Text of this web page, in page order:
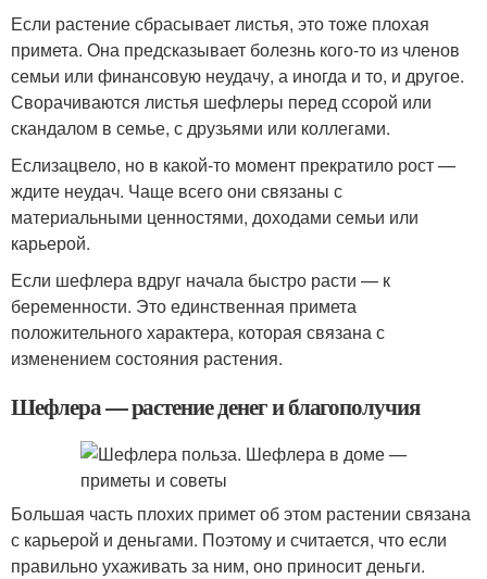
Если растение сбрасывает листья, это тоже плохая
примета. Она предсказывает болезнь кого-то из членов
семьи или финансовую неудачу, а иногда и то, и другое.
Сворачиваются листья шефлеры перед ссорой или
скандалом в семье, с друзьями или коллегами.
Еслизацвело, но в какой-то момент прекратило рост —
ждите неудач. Чаще всего они связаны с
материальными ценностями, доходами семьи или
карьерой.
Если шефлера вдруг начала быстро расти — к
беременности. Это единственная примета
положительного характера, которая связана с
изменением состояния растения.
Шефлера — растение денег и благополучия
Большая часть плохих примет об этом растении связана
с карьерой и деньгами. Поэтому и считается, что если
правильно ухаживать за ним, оно приносит деньги.